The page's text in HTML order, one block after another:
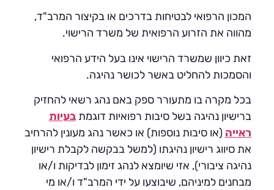
המכון הרפואי לבטיחות בדרכים או בקיצור המרב"ד,
מהווה את הזרוע הרפואית של משרד הרישוי.
זאת כיוון שמשרד הרישוי אינו בעל הידע הרפואי
והסמכות להחליט באשר לכושר נהיגה.
בכל מקרה בו מתעורר ספק באם נהג רשאי להחזיק
ברישיון נהיגה בשל סיבות רפואיות דוגמתבעיות
ראייה (או סיבות נוספות) או כאשר נהג מעונין להרחיב
את סיווג רישיון נהיגתו (למשל בבקשה לקבלת רישיון
נהיגה ציבורי), אזי שיומצא לנהג זימון לבדיקות ו/או
מבחנים למיניהם, שיבוצעו על ידי המרב"ד ו/או מי